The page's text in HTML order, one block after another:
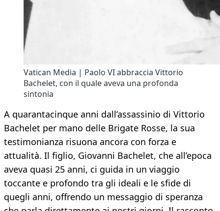
Vatican Media | Paolo VI abbraccia Vittorio
Bachelet, con il quale aveva una profonda
sintonia
A quarantacinque anni dall’assassinio di Vittorio
Bachelet per mano delle Brigate Rosse, la sua
testimonianza risuona ancora con forza e
attualità. Il figlio, Giovanni Bachelet, che all’epoca
aveva quasi 25 anni, ci guida in un viaggio
toccante e profondo tra gli ideali e le sfide di
quegli anni, offrendo un messaggio di speranza